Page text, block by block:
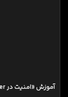
آموزش «امنیت در SQL Server » در نهمین گردهمایی سالانه چارگون